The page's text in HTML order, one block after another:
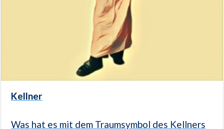
Kellner
Was hat es mit dem Traumsymbol des Kellners